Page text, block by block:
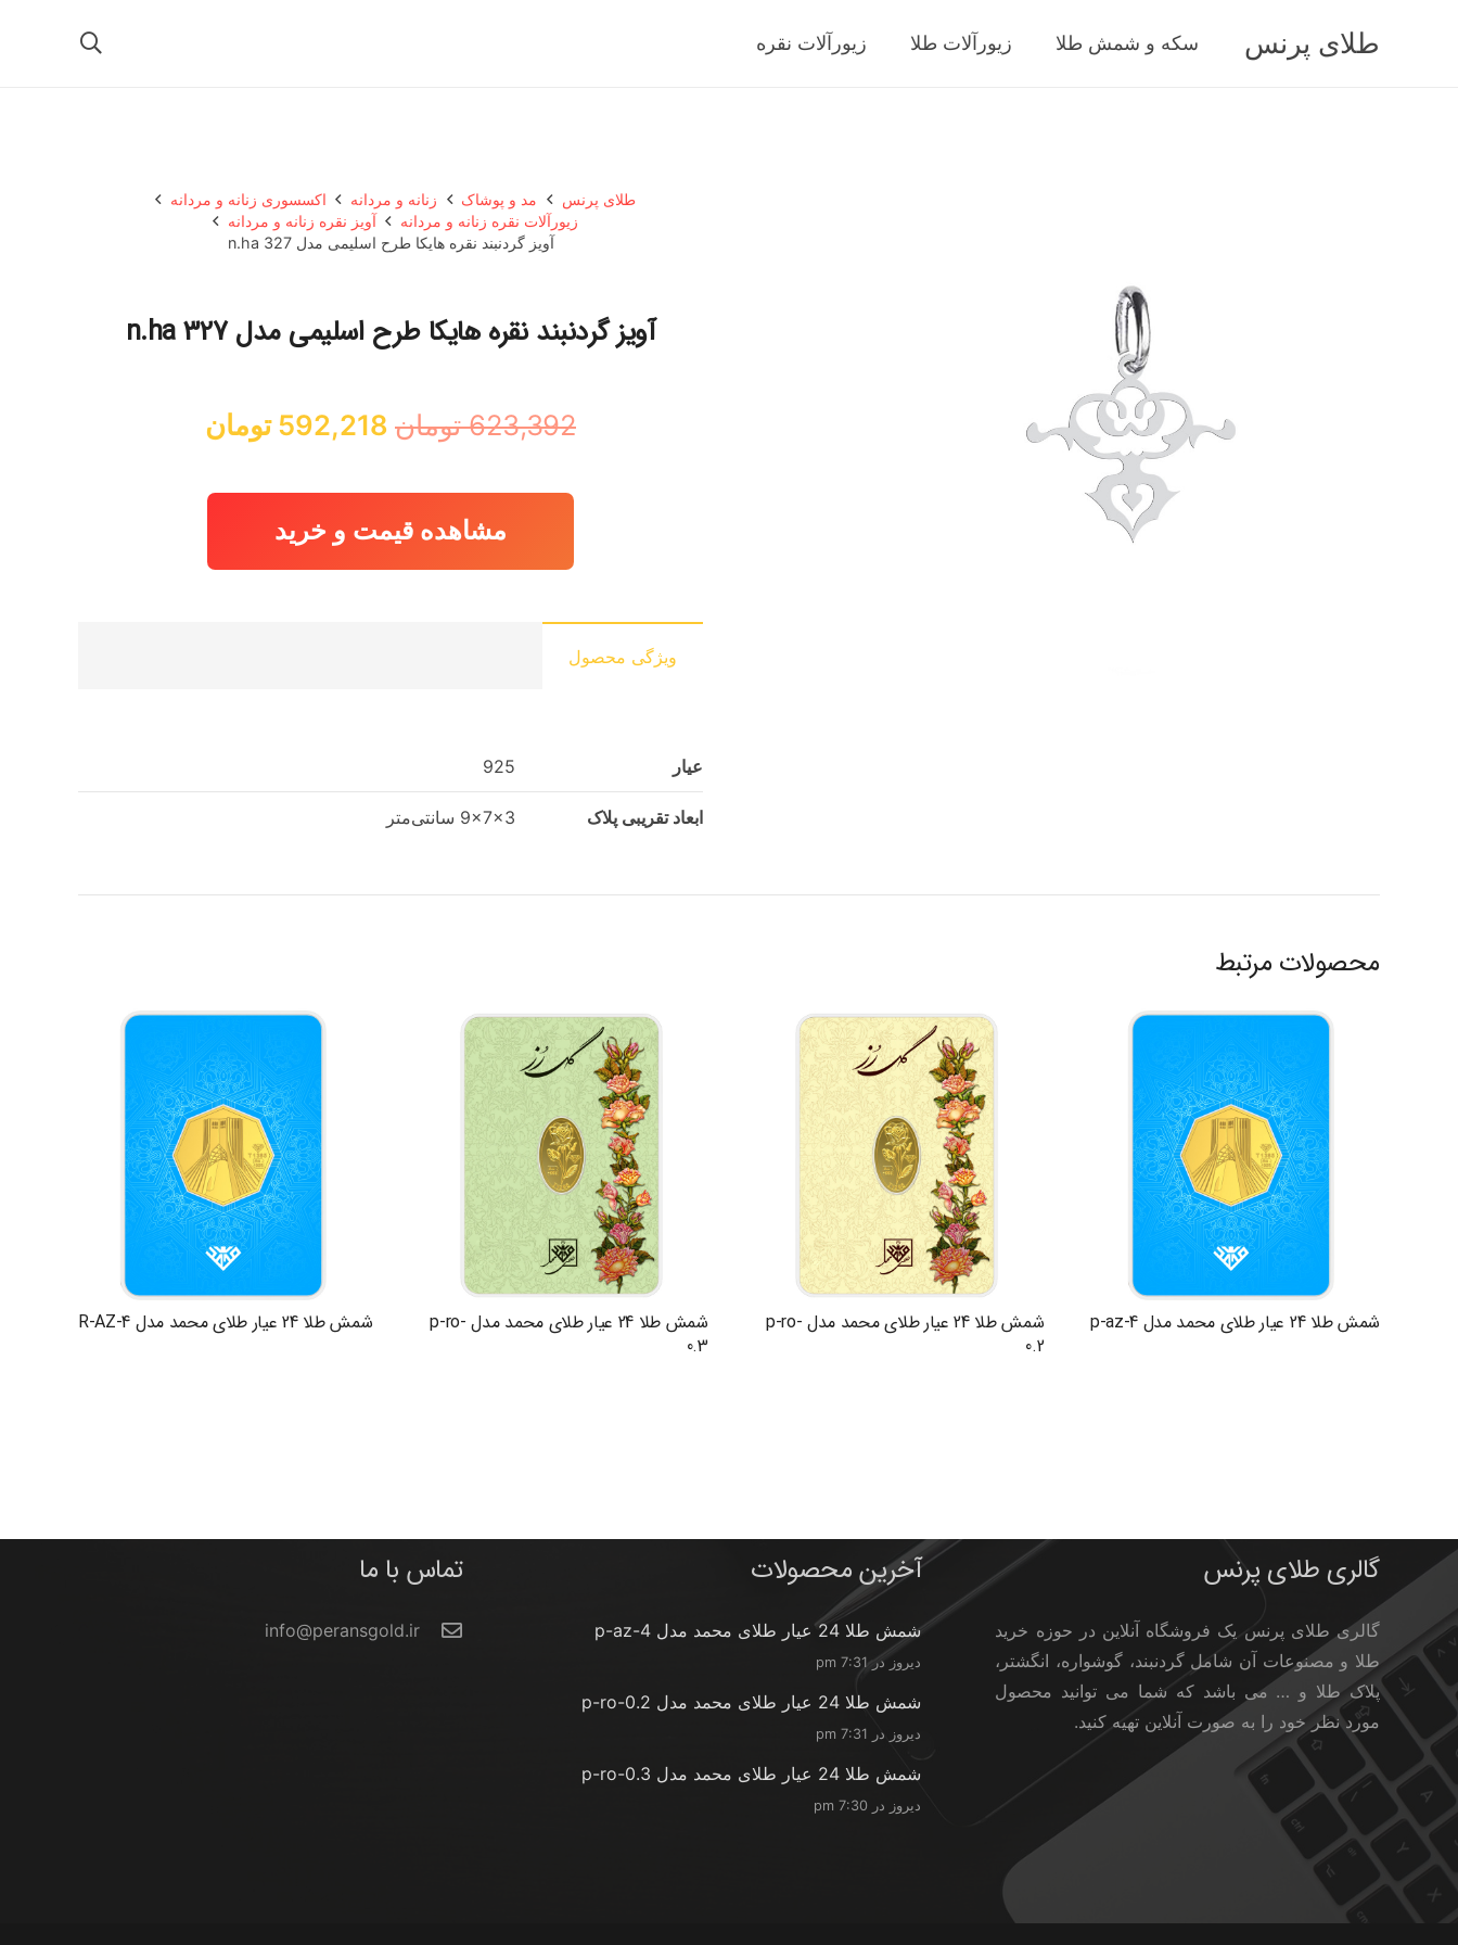
طلای پرنس سکه و شمش طلا زیورآلات طلا زیورآلات نقره
طلای پرنس مد و پوشاک زنانه و مردانه
اکسسوری زنانه و مردانه
زیورآلات نقره زنانه و مردانه
آویز نقره زنانه و مردانه
آویز گردنبند نقره هایکا طرح اسلیمی مدل n.ha 327
آویز گردنبند نقره هایکا طرح اسلیمی مدل n.ha 327
623,392 تومان قیمت
623,392 تومان
592,218 تومان
مشاهده قیمت و خرید
ویژگی محصول
عیار 925
ابعاد تقریبی پلاک 9x7x3 سانتی‌متر
محصولات مرتبط
شمش طلا 24 عیار طلای محمد مدل p-az-4
شمش طلا 24 عیار طلای محمد مدل p-ro-
0.2
شمش طلا 24 عیار طلای محمد مدل p-ro-
0.3
شمش طلا 24 عیار طلای محمد مدل R-AZ-4
گالری طلای پرنس
گالری طلای پرنس یک فروشگاه آنلاین در حوزه خرید
طلا و مصنوعات آن شامل گردنبند، گوشواره، انگشتر،
پلاک طلا و … می باشد که شما می توانید محصول
مورد نظر خود را به صورت آنلاین تهیه کنید.
آخرین محصولات
شمش طلا 24 عیار طلای محمد مدل p-az-4
دیروز در 7:31 pm
شمش طلا 24 عیار طلای محمد مدل p-ro-0.2
دیروز در 7:31 pm
شمش طلا 24 عیار طلای محمد مدل p-ro-0.3
دیروز در 7:30 pm
تماس با ما
info@peransgold.ir